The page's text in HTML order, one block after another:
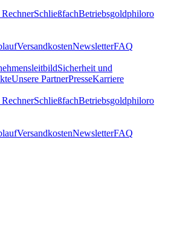
SchließfachBetriebsgoldphiloro
VersandkostenNewsletterFAQ
Sicherheit und
Unsere PartnerPresseKarriere
SchließfachBetriebsgoldphiloro
VersandkostenNewsletterFAQ